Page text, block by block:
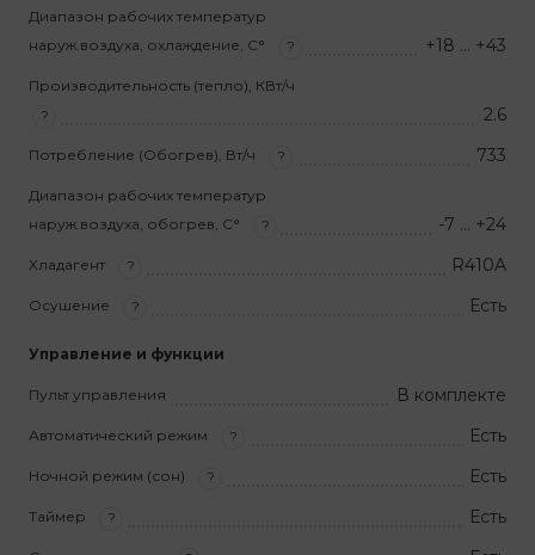
Диапазон рабочих температур
наруж.воздуха, охлаждение, С°
? +18 … +43
Производительность (тепло), КВт/ч
?
2.6
Потребление (Обогрев), Вт/ч ? 733
Диапазон рабочих температур
наруж.воздуха, обогрев, С°
? -7 … +24
Хладагент ? R410A
Осушение ? Есть
Управление и функции
Пульт управления В комплекте
Автоматический режим ? Есть
Ночной режим (сон) ? Есть
Таймер ? Есть